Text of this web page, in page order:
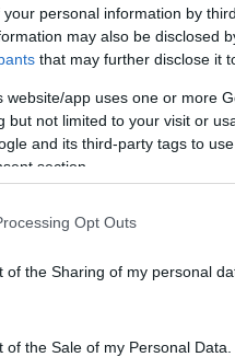
personal information by
may also be disclosed
that may further disclose it
website/app uses one or more
but not limited to your visit or
and its third-party tags to
section.
Opt Outs
of the Sharing of my personal
of the Sale of my Personal Data.
ΣΥΝΤΑΓΕΣ